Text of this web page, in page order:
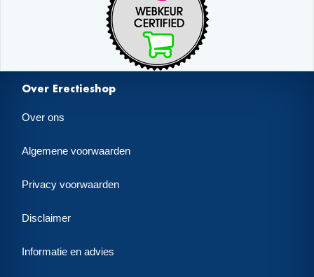
Over Erectieshop
Over ons
Algemene voorwaarden
Privacy voorwaarden
Disclaimer
Informatie en advies